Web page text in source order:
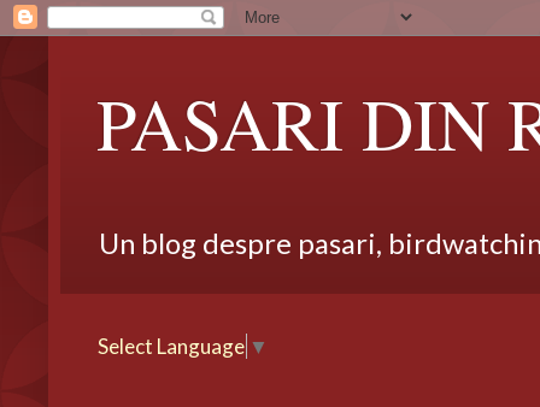
PASARI DIN
Un blog despre pasari,
Select Language ▼